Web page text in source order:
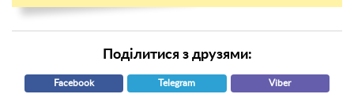
Поділитися з друзями:
Facebook Telegram Viber